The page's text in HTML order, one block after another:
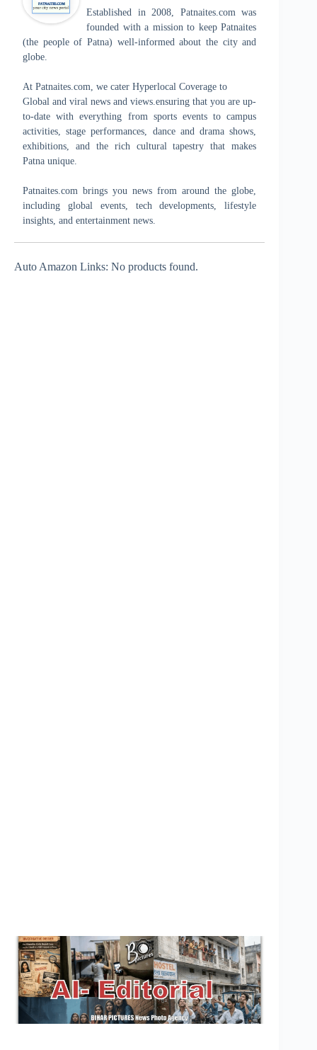
Established in 2008, Patnaites.com was
founded with a mission to keep Patnaites
(the people of Patna) well-informed about the city and
globe.
At Patnaites.com, we cater Hyperlocal Coverage to
Global and viral news and views.ensuring that you are up-
to-date with everything from sports events to campus
activities, stage performances, dance and drama shows,
exhibitions, and the rich cultural tapestry that makes
Patna unique.
Patnaites.com brings you news from around the globe,
including global events, tech developments, lifestyle
insights, and entertainment news.
Auto Amazon Links: No products found.